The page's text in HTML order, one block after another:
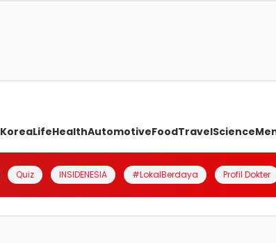
KoreaLifeHealthAutomotiveFoodTravelScience
Quiz INSIDENESIA #LokalBerdaya Profil Dokter